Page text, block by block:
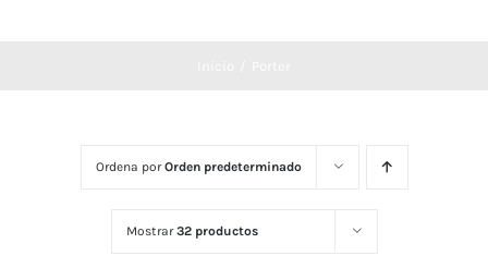
Ordena porOrden predeterminado
Mostrar32 productos